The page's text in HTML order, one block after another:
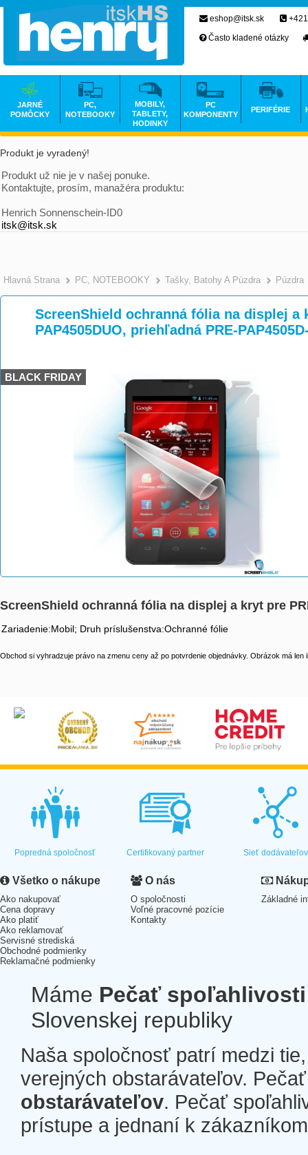
Produkt je vyradený!
Produkt už nie je v našej ponuke.
Kontaktujte, prosím, manažéra produktu:
Henrich Sonnenschein-ID0
itsk@itsk.sk
Hlavná Strana >
PC, NOTEBOOKY >
Tašky, Batohy A Púzdra Púzdra
ScreenShield ochranná fólia na displej a
PAP4505DUO, priehľadná PRE-
BLACK FRIDAY
ScreenShield ochranná fólia na displej a kryt pre
Zariadenie:Mobil; Druh príslušenstva:Ochranné fólie
Obchod si vyhradzuje právo na zmenu ceny až po potvrdenie objednávky. Obrázok má len
eshop@itsk.sk
Často kladené otázky
JARNÉ
POMÔCKY
PC,
NOTEBOOKY
MOBILY,
TABLETY,
HODINKY
PC
KOMPONENTY
PERIFÉRIE
Popredná spoločnosť Certifikovaný partner Sieť dodávateľov
Všetko o nákupe
Ako nakupovať
Cena dopravy
Ako platiť
Ako reklamovať
Servisné strediská
Obchodné podmienky
Reklamačné podmienky
O nás
O spoločnosti
Voľné pracovné pozície
Kontakty
Základné
Máme Pečať spoľahlivosti
Slovenskej republiky
Naša spoločnosť patrí medzi
verejných obstarávateľov.
obstarávateľov. Pečať
prístupe a jednaní k